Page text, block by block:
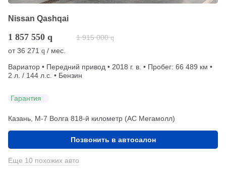
Nissan Qashqai
1 857 550 q 1 915 000 q
от36 271 q / мес.
Вариатор • Передний привод • 2018 г. в. • Пробег: 66 489 км •
2 л. / 144 л.с. • Бензин
Гарантия
Казань, М-7 Волга 818-й километр (АС Мегамолл)
Позвонить в автосалон
Еще 10 похожих авто